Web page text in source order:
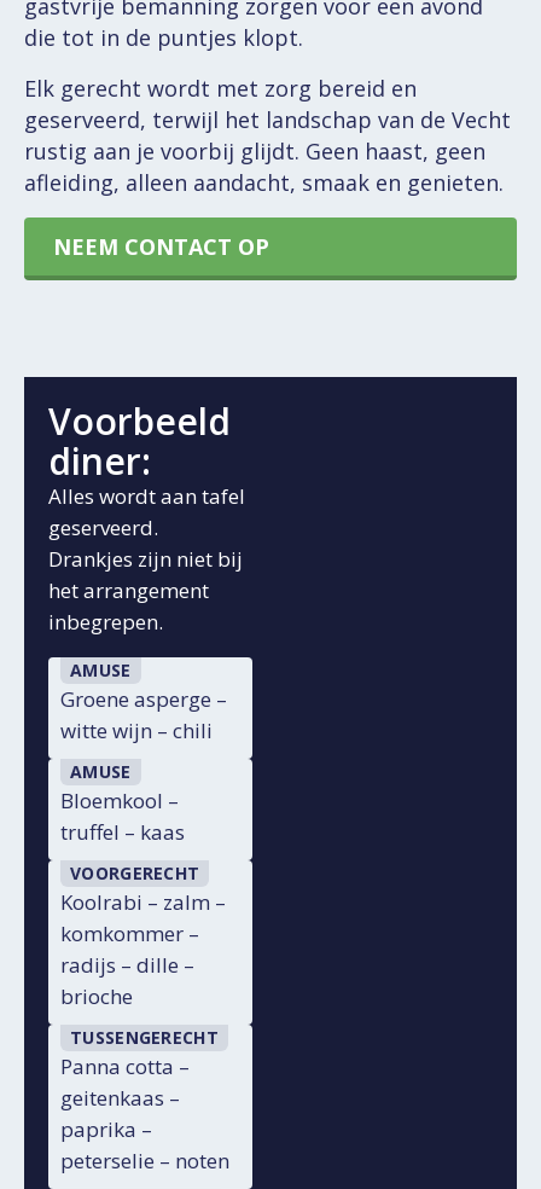
gastvrije bemanning zorgen voor een avond
die tot in de puntjes klopt.
Elk gerecht wordt met zorg bereid en
geserveerd, terwijl het landschap van de Vecht
rustig aan je voorbij glijdt. Geen haast, geen
afleiding, alleen aandacht, smaak en genieten.
NEEM CONTACT OP
Voorbeeld
diner:
Alles wordt aan tafel
geserveerd.
Drankjes zijn niet bij
het arrangement
inbegrepen.
AMUSE
Groene asperge –
witte wijn – chili
AMUSE
Bloemkool –
truffel – kaas
VOORGERECHT
Koolrabi – zalm –
komkommer –
radijs – dille –
brioche
TUSSENGERECHT
Panna cotta –
geitenkaas –
paprika –
peterselie – noten